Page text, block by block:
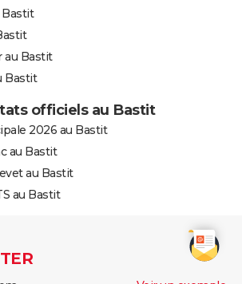
Bastit
Bastit
Bastit
officiels au Bastit
2026 au Bastit
au Bastit
au Bastit
au Bastit